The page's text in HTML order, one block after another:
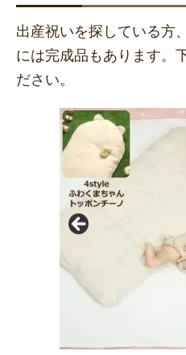
出産祝いを探している方
には完成品もあります。
ださい。